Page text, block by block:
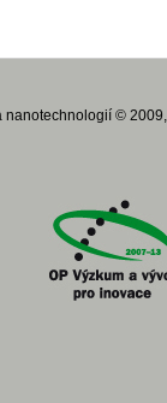
nanotechnologií ©